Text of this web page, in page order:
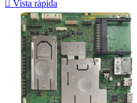
Vista rápida